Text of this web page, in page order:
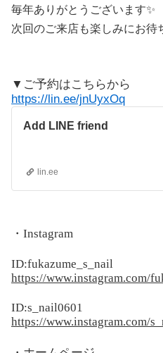
毎年ありがとうございます✨️
次回のご来店も楽しみにお待
▼ご予約はこちらから
https://lin.ee/jnUyxOq
Add LINE friend
lin.ee
・Instagram
ID:fukazume_s_nail
https://www.instagram.com/
ID:s_nail0601
https://www.instagram.com/